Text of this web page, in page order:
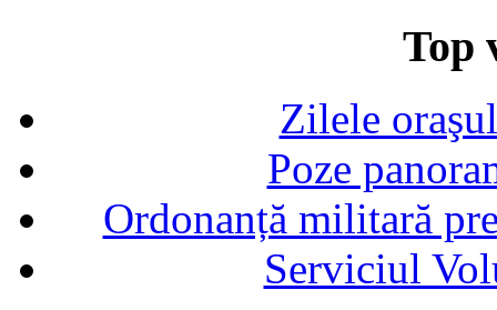
Top
Zilele
Poze
Ordonanță militară
Serviciul